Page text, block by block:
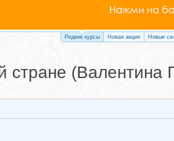
Редкие курсы Новая акция Новые
стране (Валентина